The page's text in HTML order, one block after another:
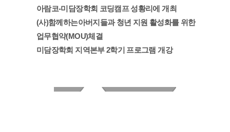
아람코-미담장학회 코딩캠프 성황리에 개최
(사)함께하는아버지들과 청년 지원 활성화를 위한
업무협약(MOU)체결
미담장학회 지역본부 2학기 프로그램 개강